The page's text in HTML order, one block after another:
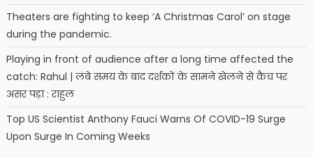
Theaters are fighting to keep ‘A Christmas Carol’ on stage
during the pandemic.
Playing in front of audience after a long time affected the
catch: Rahul | लंबे समय के बाद दर्शकों के सामने खेलने से कैच पर
असर पड़ा : राहुल
Top US Scientist Anthony Fauci Warns Of COVID-19 Surge
Upon Surge In Coming Weeks